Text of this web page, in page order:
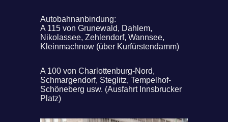
Autobahnanbindung:
A 115 von Grunewald, Dahlem,
Nikolassee, Zehlendorf, Wannsee,
Kleinmachnow (über Kurfürstendamm)
A 100 von Charlottenburg-Nord,
Schmargendorf, Steglitz, Tempelhof-
Schöneberg usw. (Ausfahrt Innsbrucker
Platz)